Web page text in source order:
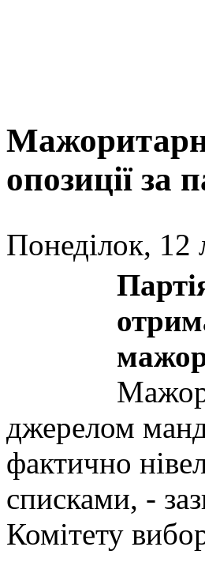
опозиції
Понеділок, 12
джерелом
фактично
списками, -
Комітету